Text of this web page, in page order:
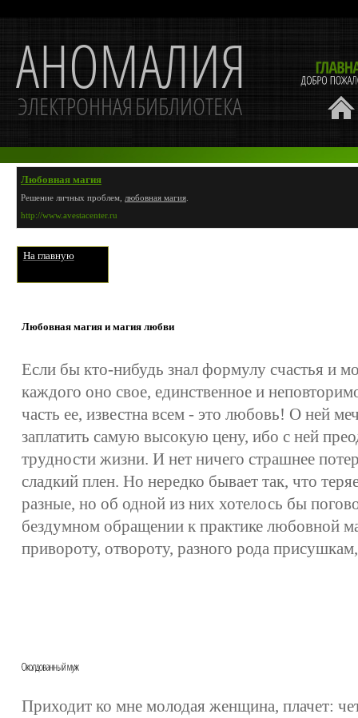
Любовная магия
Решение личных проблем, любовная магия
http://www.avestacenter.ru
На главную
Любовная магия и магия любви
Если бы кто-нибудь знал формулу счастья и
каждого оно свое, единственное и
чacть ее, известна всем - это любовь! О ней
заплатить самую высокую цену, ибо с ней
трудности жизни. И нет ничего страшнее
сладкий плен. Но нередко бывает так, что
разные, но об одной из них хотелось бы
бездумном обращении к практике любовной
привороту, отвороту, разного рода
Приходит ко мне молодая женщина, плачет: